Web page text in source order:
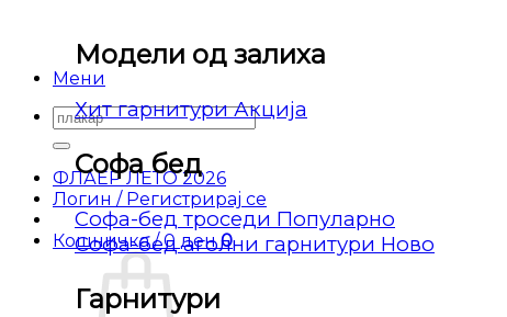
Мени
Барај
за:
ФЛАЕР ЛЕТО 2026
Логин / Регистрирај се
Кошничка /0 ден 0
Модели од залиха
Хит гарнитури
Софа бед
Софа-бед троседи
Софа-бед аголни гарнитури
Гарнитури